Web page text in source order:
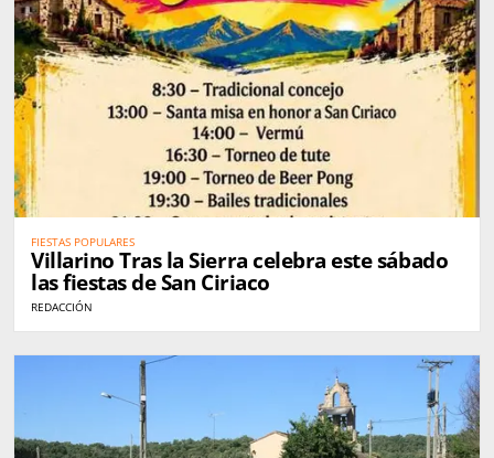
FIESTAS POPULARES
Villarino Tras la Sierra celebra este sábado
las fiestas de San Ciriaco
REDACCIÓN